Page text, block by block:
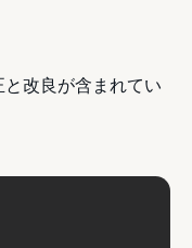
改良が含まれてい